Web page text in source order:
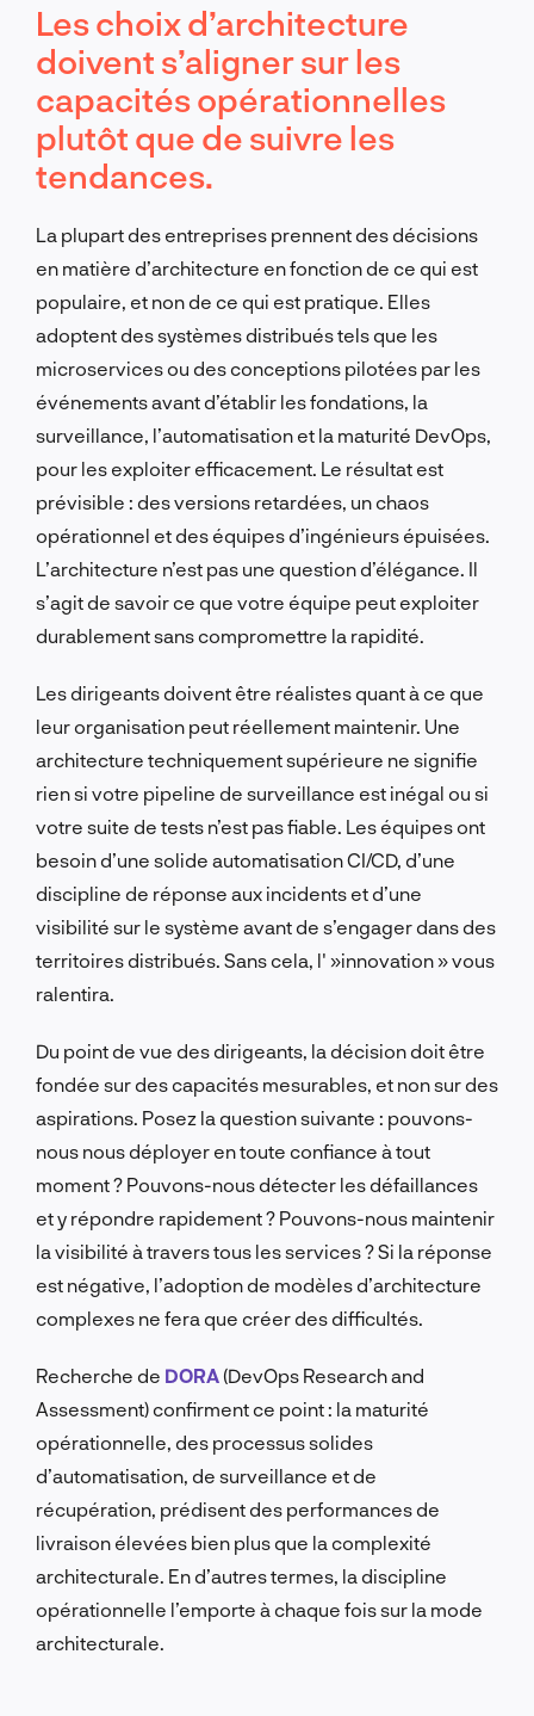
Les choix d’architecture
doivent s’aligner sur les
capacités opérationnelles
plutôt que de suivre les
tendances.
La plupart des entreprises prennent des décisions
en matière d’architecture en fonction de ce qui est
populaire, et non de ce qui est pratique. Elles
adoptent des systèmes distribués tels que les
microservices ou des conceptions pilotées par les
événements avant d’établir les fondations, la
surveillance, l’automatisation et la maturité DevOps,
pour les exploiter efficacement. Le résultat est
prévisible : des versions retardées, un chaos
opérationnel et des équipes d’ingénieurs épuisées.
L’architecture n’est pas une question d’élégance. Il
s’agit de savoir ce que votre équipe peut exploiter
durablement sans compromettre la rapidité.
Les dirigeants doivent être réalistes quant à ce que
leur organisation peut réellement maintenir. Une
architecture techniquement supérieure ne signifie
rien si votre pipeline de surveillance est inégal ou si
votre suite de tests n’est pas fiable. Les équipes ont
besoin d’une solide automatisation CI/CD, d’une
discipline de réponse aux incidents et d’une
visibilité sur le système avant de s’engager dans des
territoires distribués. Sans cela, l' »innovation » vous
ralentira.
Du point de vue des dirigeants, la décision doit être
fondée sur des capacités mesurables, et non sur des
aspirations. Posez la question suivante : pouvons-
nous nous déployer en toute confiance à tout
moment ? Pouvons-nous détecter les défaillances
et y répondre rapidement ? Pouvons-nous maintenir
la visibilité à travers tous les services ? Si la réponse
est négative, l’adoption de modèles d’architecture
complexes ne fera que créer des difficultés.
Recherche de DORA (DevOps Research and
Assessment) confirment ce point : la maturité
opérationnelle, des processus solides
d’automatisation, de surveillance et de
récupération, prédisent des performances de
livraison élevées bien plus que la complexité
architecturale. En d’autres termes, la discipline
opérationnelle l’emporte à chaque fois sur la mode
architecturale.